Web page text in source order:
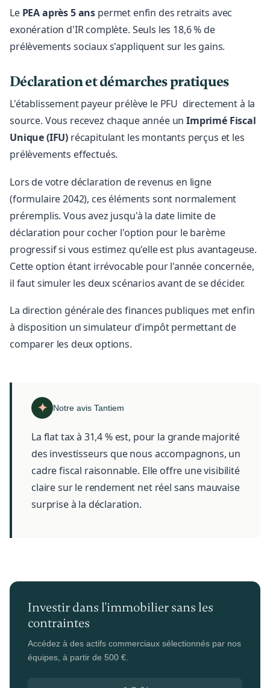
Le PEA après 5 ans permet enfin des retraits avec
exonération d'IR complète. Seuls les 18,6 % de
prélèvements sociaux s'appliquent sur les gains.
Déclaration et démarches pratiques
L'établissement payeur prélève le PFU directement à la
source. Vous recevez chaque année unImprimé Fiscal
Unique (IFU) récapitulant les montants perçus et les
prélèvements effectués.
Lors de votre déclaration de revenus en ligne
(formulaire 2042), ces éléments sont normalement
préremplis. Vous avez jusqu'à la date limite de
déclaration pour cocher l'option pour le barème
progressif si vous estimez qu'elle est plus avantageuse.
Cette option étant irrévocable pour l'année concernée,
il faut simuler les deux scénarios avant de se décider.
La direction générale des finances publiques met enfin
à disposition un simulateur d'impôt permettant de
comparer les deux options.
Notre avis Tantiem
La flat tax à 31,4 % est, pour la grande majorité
des investisseurs que nous accompagnons, un
cadre fiscal raisonnable. Elle offre une visibilité
claire sur le rendement net réel sans mauvaise
surprise à la déclaration.
Investir dans l'immobilier sans les
contraintes
Accédez à des actifs commerciaux sélectionnés par nos
équipes, à partir de 500 €.